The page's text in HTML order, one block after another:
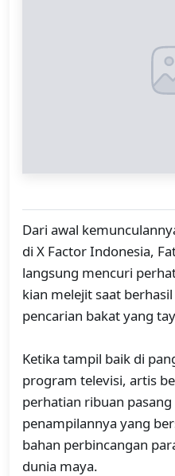
Dari awal
di X Factor Indonesia,
langsung mencuri
kian melejit saat
pencarian bakat yang
Ketika tampil baik di
program televisi, artis
perhatian ribuan
penampilannya yang
bahan perbincangan
dunia maya.